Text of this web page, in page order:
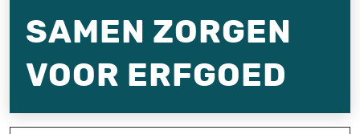
SAMEN ZORGEN
VOOR ERFGOED